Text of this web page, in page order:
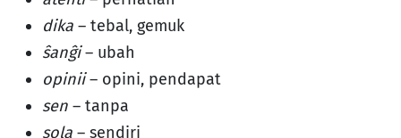
dika – tebal, gemuk
ŝanĝi– ubah
opinii– opini, pendapat
sen – tanpa
sola – sendiri